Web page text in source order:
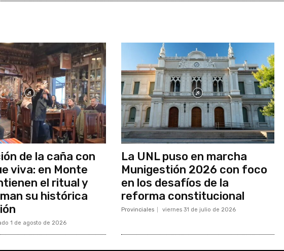
de la caña con
viva: en Monte
el ritual y
su histórica
1 de agosto de 2026
La UNL puso en marcha
Munigestión 2026 con foco
en los desafíos de la
reforma constitucional
Provinciales viernes 31 de julio de 2026